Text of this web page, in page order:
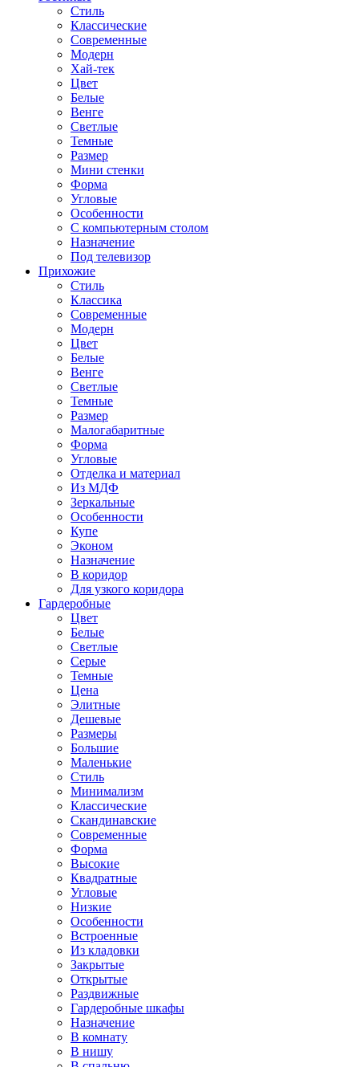
Стиль
Классические
Современные
Модерн
Хай-тек
Цвет
Белые
Венге
Светлые
Темные
Размер
Мини стенки
Форма
Угловые
Особенности
С компьютерным столом
Назначение
Под телевизор
Прихожие
Стиль
Классика
Современные
Модерн
Цвет
Белые
Венге
Светлые
Темные
Размер
Малогабаритные
Форма
Угловые
Отделка и материал
Из МДФ
Зеркальные
Особенности
Купе
Эконом
Назначение
В коридор
Для узкого коридора
Гардеробные
Цвет
Белые
Светлые
Серые
Темные
Цена
Элитные
Дешевые
Размеры
Большие
Маленькие
Стиль
Минимализм
Классические
Скандинавские
Современные
Форма
Высокие
Квадратные
Угловые
Низкие
Особенности
Встроенные
Из кладовки
Закрытые
Открытые
Раздвижные
Гардеробные шкафы
Назначение
В комнату
В нишу